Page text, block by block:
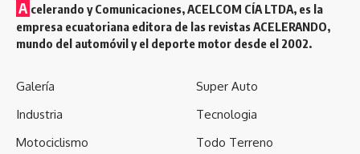
A celerando y Comunicaciones, ACELCOM CÍA LTDA, es la
empresa ecuatoriana editora de las revistas ACELERANDO,
mundo del automóvil y el deporte motor desde el 2002.
Galería
Industria
Motociclismo
Super Auto
Tecnologia
Todo Terreno